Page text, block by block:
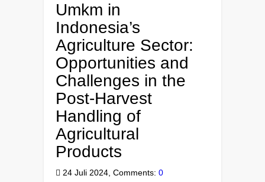
Umkm in
Indonesia’s
Agriculture Sector:
Opportunities and
Challenges in the
Post-Harvest
Handling of
Agricultural
Products
24 Juli 2024, Comments: 0